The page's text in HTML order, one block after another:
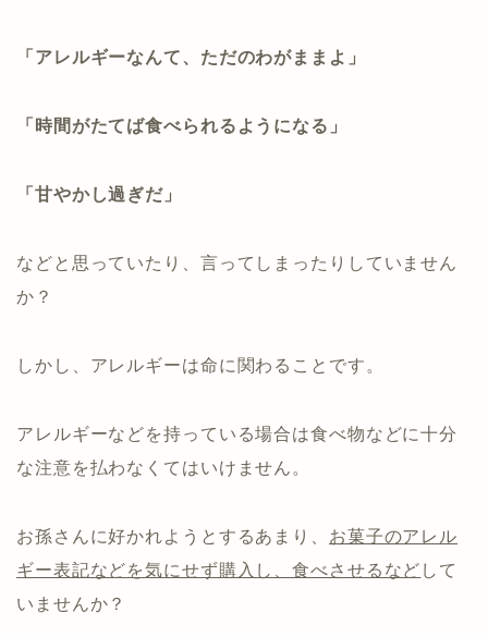
「アレルギーなんて、ただのわがままよ」
「時間がたてば食べられるようになる」
「甘やかし過ぎだ」
などと思っていたり、言ってしまったりしていません
か？
しかし、アレルギーは命に関わることです。
アレルギーなどを持っている場合は食べ物などに十分
な注意を払わなくてはいけません。
お孫さんに好かれようとするあまり、 お菓子のアレル
ギー表記などを気にせず購入し、食べさせるなど して
いませんか？